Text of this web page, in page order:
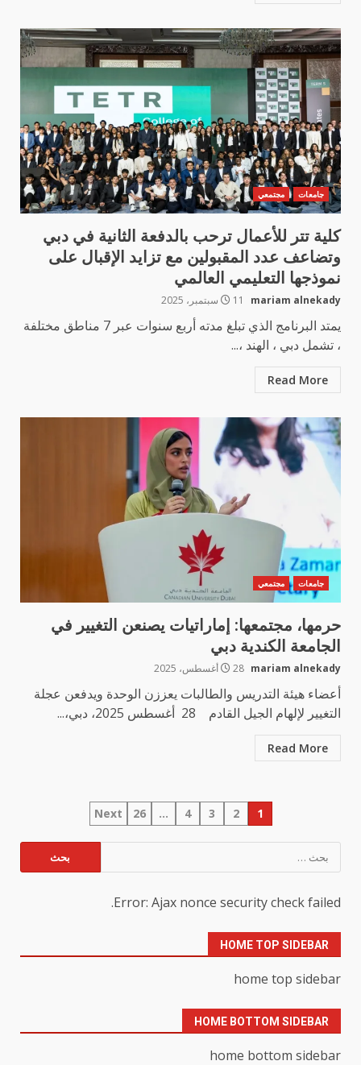
جامعات مجتمعي
كلية تتر للأعمال ترحب بالدفعة الثانية في دبي
وتضاعف عدد المقبولين مع تزايد الإقبال على
نموذجها التعليمي العالمي
mariam alnekady 11 سبتمبر، 2025
يمتد البرنامج الذي تبلغ مدته أربع سنوات عبر 7 مناطق مختلفة
، تشمل دبي ، الهند ،...
Read More
جامعات مجتمعي
حرمها، مجتمعها: إماراتيات يصنعن التغيير في
الجامعة الكندية دبي
mariam alnekady 28 أغسطس، 2025
أعضاء هيئة التدريس والطالبات يعززن الوحدة ويدفعن عجلة
التغيير لإلهام الجيل القادم 28 أغسطس 2025، دبي،...
Read More
تعدد
صفحات
المقالات
1
2
3
4
…
26
Next
عن:
Error: Ajax nonce security check failed.
HOME TOP SIDEBAR
home top sidebar
HOME BOTTOM SIDEBAR
home bottom sidebar